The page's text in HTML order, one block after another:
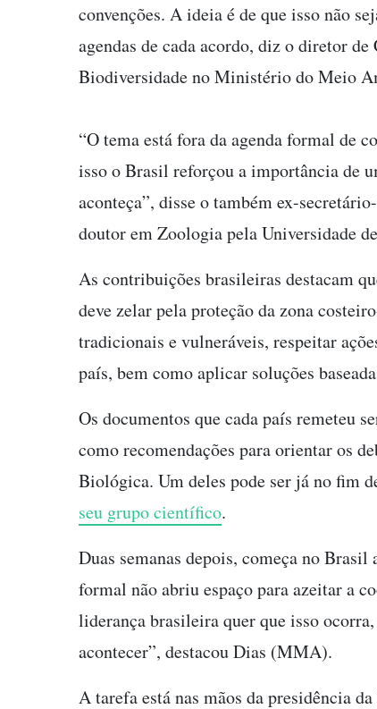
convenções. A ideia é de que isso não
agendas de cada acordo, diz o diretor
Biodiversidade no Ministério do Meio
“O tema está fora da agenda formal de
isso o Brasil reforçou a importância de
aconteça”, disse o também ex-
doutor em Zoologia pela Universidade
As contribuições brasileiras destacam
deve zelar pela proteção da zona
tradicionais e vulneráveis, respeitar
país, bem como aplicar soluções
Os documentos que cada país remeteu
como recomendações para orientar os
Biológica. Um deles pode ser já no fim
seu grupo científico.
Duas semanas depois, começa no Brasil
formal não abriu espaço para azeitar a
liderança brasileira quer que isso
acontecer”, destacou Dias (MMA).
A tarefa está nas mãos da presidência